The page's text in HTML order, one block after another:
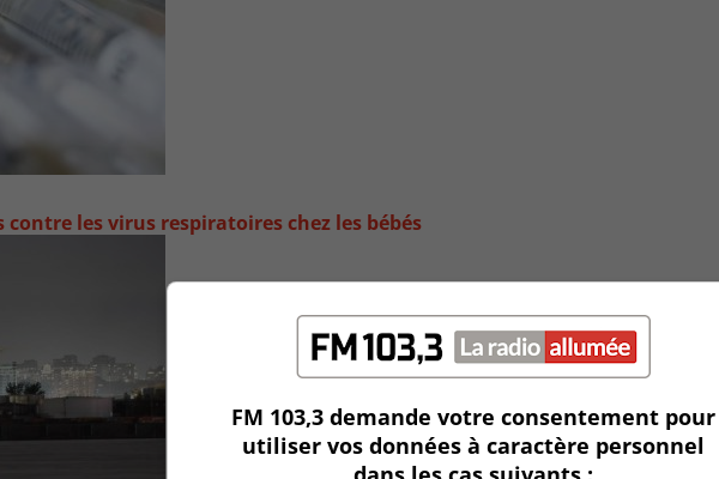
contre les virus respiratoires chez les bébés
FM 103,3 demande votre consentement pour
utiliser vos données à caractère personnel